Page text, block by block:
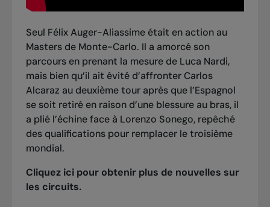
Seul Félix Auger-Aliassime était en action au
Masters de Monte-Carlo. Il a amorcé son
parcours en prenant la mesure de Luca Nardi,
mais bien qu’il ait évité d’affronter Carlos
Alcaraz au deuxième tour après que l’Espagnol
se soit retiré en raison d’une blessure au bras, il
a plié l’échine face à Lorenzo Sonego, repêché
des qualifications pour remplacer le troisième
mondial.
Cliquez ici pour obtenir plus de nouvelles sur
les circuits.